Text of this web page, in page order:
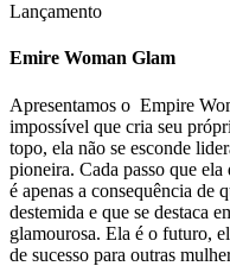
Lançamento
Emire Woman Glam
Apresentamos o Empire
impossível que cria seu
topo, ela não se esconde
pioneira. Cada passo que
é apenas a consequência de
destemida e que se destaca
glamourosa. Ela é o futuro,
de sucesso para outras